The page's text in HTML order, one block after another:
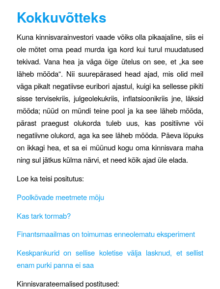
Kokkuvõtteks
Kuna kinnisvarainvestori vaade võiks olla pikaajaline, siis ei
ole mõtet oma pead murda iga kord kui turul muudatused
tekivad. Vana hea ja väga õige ütelus on see, et „ka see
läheb mööda“. Nii suurepärased head ajad, mis olid meil
väga pikalt negatiivse euribori ajastul, kuigi ka sellesse pikiti
sisse tervisekriis, julgeolekukriis, inflatsioonikriis jne, läksid
mööda; nüüd on mündi teine pool ja ka see läheb mööda,
pärast praegust olukorda tuleb uus, kas positiivne või
negatiivne olukord, aga ka see läheb mööda. Päeva lõpuks
on ikkagi hea, et sa ei müünud kogu oma kinnisvara maha
ning sul jätkus külma närvi, et need kõik ajad üle elada.
Loe ka teisi positutus:
Poolkõvade meetmete mõju
Kas tark tormab?
Finantsmaailmas on toimumas enneolematu eksperiment
Keskpankurid on sellise koletise välja lasknud, et sellist
enam purki panna ei saa
Kinnisvarateemalised postitused: